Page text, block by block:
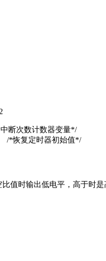
次数计数器变量*/
时器初始值*/
值时输出低电平，高于时是